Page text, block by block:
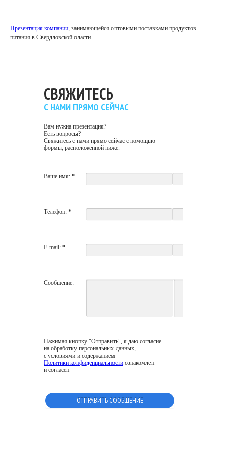
Презентация компании , занимающейся оптовыми поставками продуктов
питания в Свердловской оласти.
СВЯЖИТЕСЬ
С НАМИ ПРЯМО СЕЙЧАС
Вам нужна презентация?
Есть вопросы?
Свяжитесь с нами прямо сейчас с помощью
формы, расположенной ниже.
Ваше имя: *
Телефон: *
E-mail: *
Сообщение:
Нажимая кнопку "Отправить", я даю согласие
на обработку персональных данных,
с условиями и содержанием
Политики конфиденциальности ознакомлен
и согласен